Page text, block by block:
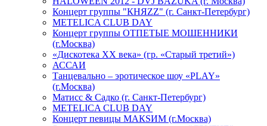
Концерт группы "КНЯZZ" (г. Санкт-Петербург)
METELICA CLUB DAY
Концерт группы ОТПЕТЫЕ МОШЕННИКИ
(г.Москва)
«Дискотека ХХ века» (гр. «Старый третий»)
АССАИ
Танцевально – эротическое шоу «PLAY»
(г.Москва)
Матисс & Садко (г. Санкт-Петербург)
METELICA CLUB DAY
Концерт певицы МАКSИМ (г.Москва)